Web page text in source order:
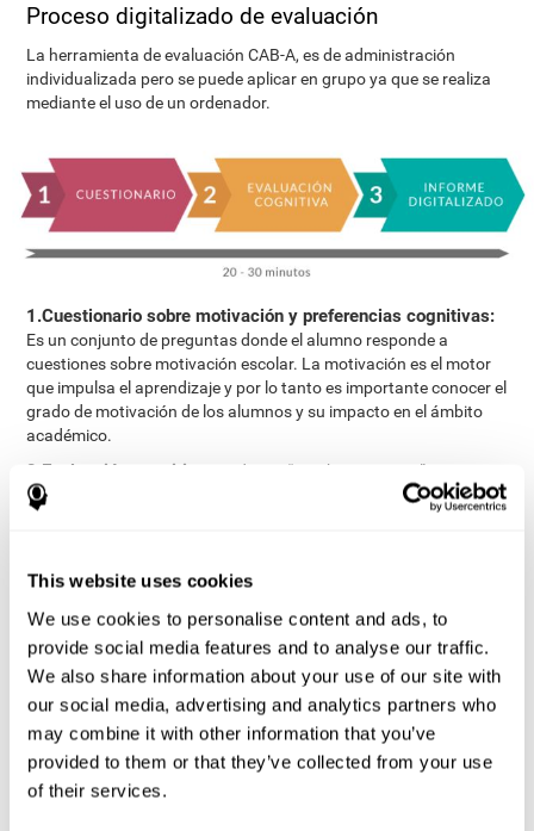
This website uses cookies
We use cookies to personalise content and ads, to
provide social media features and to analyse our traffic.
We also share information about your use of our site with
our social media, advertising and analytics partners who
may combine it with other information that you’ve
provided to them or that they’ve collected from your use
of their services.
Proceso digitalizado de evaluación
La herramienta de evaluación CAB-A, es de administración
individualizada pero se puede aplicar en grupo ya que se realiza
mediante el uso de un ordenador.
1.Cuestionario sobre motivación y preferencias cognitivas:
Es un conjunto de preguntas donde el alumno responde a
cuestiones sobre motivación escolar. La motivación es el motor
que impulsa el aprendizaje y por lo tanto es importante conocer el
grado de motivación de los alumnos y su impacto en el ámbito
académico.
2.Evaluación cognitiva:
Mediante “pruebas o juegos”
digitalizados se miden en total 23 habilidades cognitivas,
3.Informes automatizados:Con la información del cuestionario
informes automatizados que recibe el profesional (docente,
orientador o terapeuta), en el que se incluyen recomendaciones y
pautas para el aula.
Informe profesional